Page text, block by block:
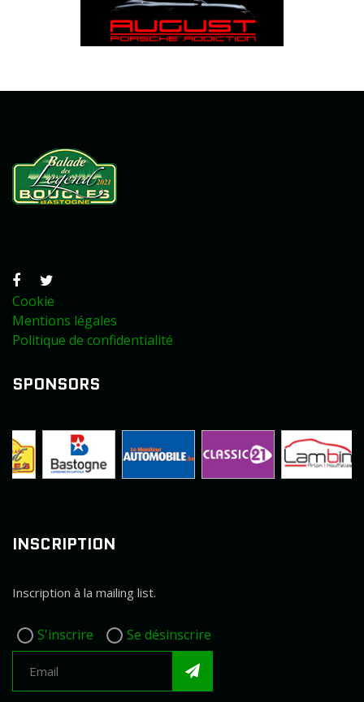
Cookie
Mentions légales
Politique de confidentialité
SPONSORS
INSCRIPTION
Inscription à la mailing list.
S'inscrire Se désinscrire